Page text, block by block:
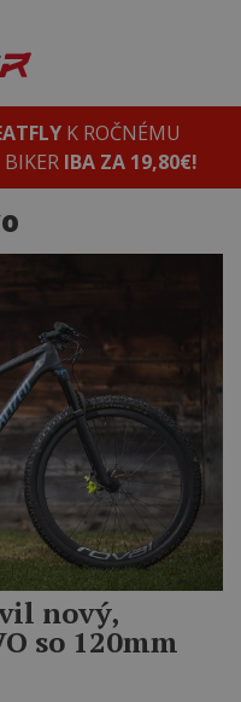
K ROČNÉMU
IBA ZA 19,80€!
nový,
so 120mm